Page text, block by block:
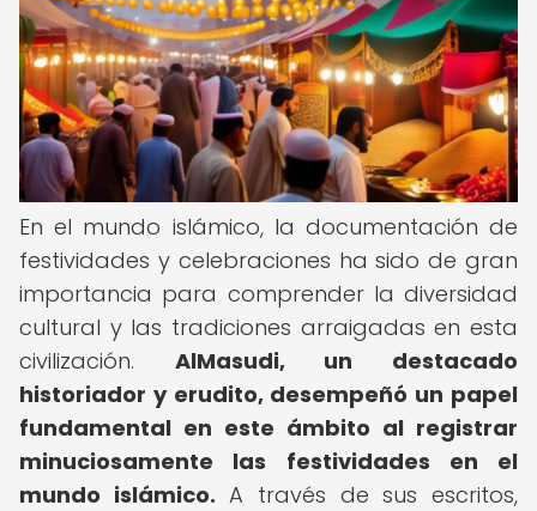
En el mundo islámico, la documentación de
festividades y celebraciones ha sido de gran
importancia para comprender la diversidad
cultural y las tradiciones arraigadas en esta
civilización. AlMasudi, un destacado
historiador y erudito, desempeñó un papel
fundamental en este ámbito al registrar
minuciosamente las festividades en el
mundo islámico. A través de sus escritos,